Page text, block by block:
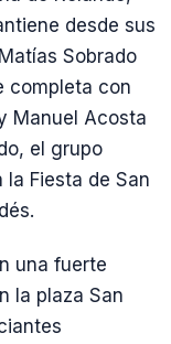
desde sus
Sobrado
completa con
Manuel Acosta
el grupo
Fiesta de San
una fuerte
la plaza San